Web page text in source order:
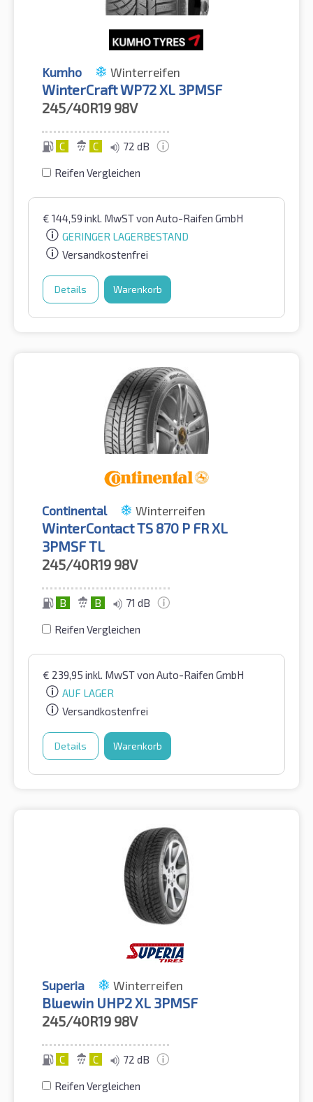
Kumho Winterreifen
WinterCraft WP72 XL 3PMSF
245/40R19 98V
C C 72 dB
Reifen Vergleichen
€ 144,59 inkl. MwSTvon Auto-Raifen GmbH
GERINGER LAGERBESTAND
Versandkostenfrei
Details Warenkorb
Continental Winterreifen
WinterContact TS 870 P FR XL
3PMSF TL
245/40R19 98V
B B 71 dB
Reifen Vergleichen
€ 239,95 inkl. MwSTvon Auto-Raifen GmbH
AUF LAGER
Versandkostenfrei
Details Warenkorb
Superia Winterreifen
Bluewin UHP2 XL 3PMSF
245/40R19 98V
C C 72 dB
Reifen Vergleichen